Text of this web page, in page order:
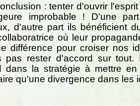
: tenter d'ouvrir
improbable ! D'une
d'autre part ils bénéficient
où leur
différence pour croiser nos
pas rester d'accord sur tout.
dans la stratégie à mettre
qu'une divergence dans les